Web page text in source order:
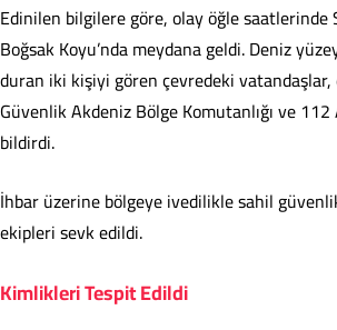
Edinilen bilgilere göre, olay öğle saatlerinde
Boğsak Koyu’nda meydana geldi. Deniz
duran iki kişiyi gören çevredeki vatandaşlar,
Güvenlik Akdeniz Bölge Komutanlığı ve 112
bildirdi.
İhbar üzerine bölgeye ivedilikle sahil
ekipleri sevk edildi.
Kimlikleri Tespit Edildi